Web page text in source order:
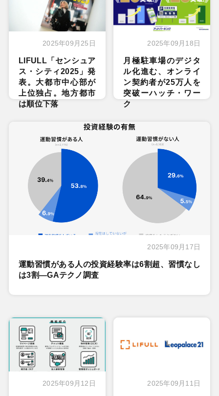
2025年09月25日
LIFULL「センシュア
ス・シティ2025」発
表。大都市中心部が
上位独占。地方都市
は順位下落
2025年09月18日
月極駐車場のデジタ
ル化進む、オンライ
ン契約者が25万人を
突破ーハッチ・ワー
ク
2025年09月17日
運動習慣がある人の投資経験率は6割超、習慣なし
は3割―GAテクノ調査
2025年09月12日 2025年09月11日